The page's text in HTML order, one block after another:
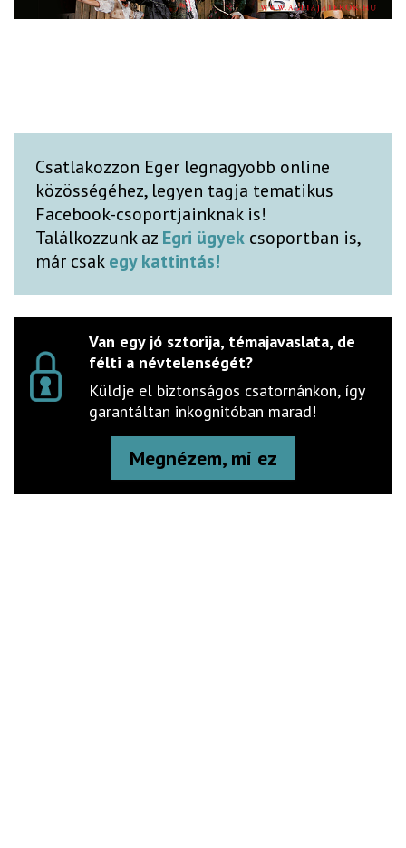
Csatlakozzon Eger legnagyobb online
közösségéhez, legyen tagja tematikus
Facebook-csoportjainknak is!
Találkozzunk az Egri ügyek csoportban is,
már csakegy kattintás!
Van egy jó sztorija, témajavaslata, de
félti a névtelenségét?
Küldje el biztonságos csatornánkon, így
garantáltan inkognitóban marad!
Megnézem, mi ez